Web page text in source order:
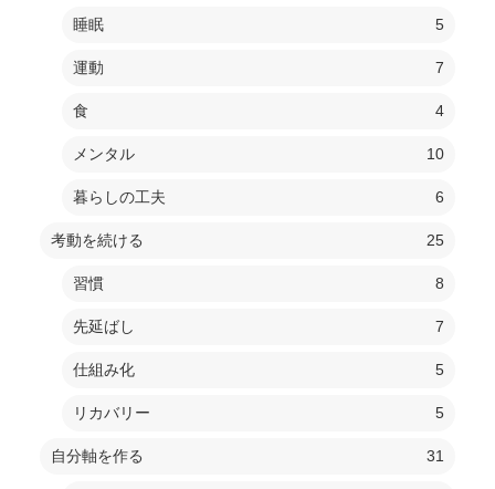
睡眠 5
運動 7
食 4
メンタル 10
暮らしの工夫 6
考動を続ける 25
習慣 8
先延ばし 7
仕組み化 5
リカバリー 5
自分軸を作る 31